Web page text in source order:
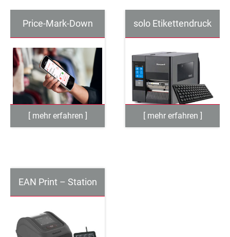
Price-Mark-Down solo Etikettendruck
EAN Print – Station